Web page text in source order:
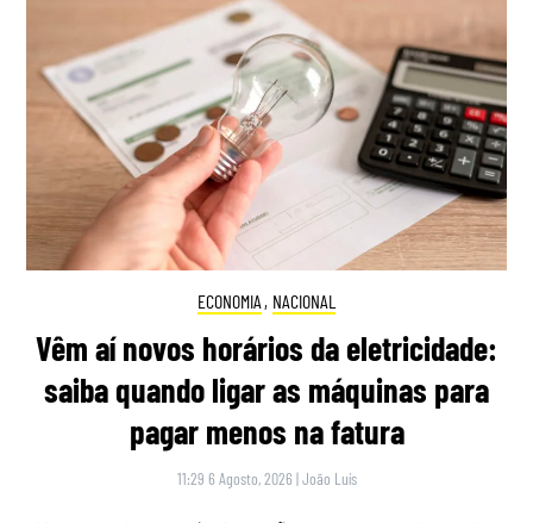
ECONOMIA , NACIONAL
Vêm aí novos horários da eletricidade:
saiba quando ligar as máquinas para
pagar menos na fatura
11:29 6 Agosto, 2026 |João Luís